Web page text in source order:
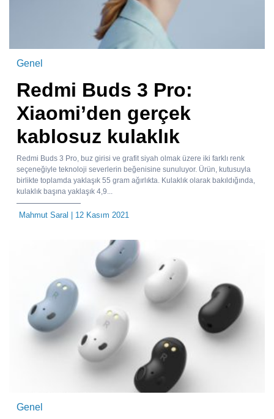
Genel
Redmi Buds 3 Pro:
Xiaomi’den gerçek
kablosuz kulaklık
Redmi Buds 3 Pro, buz girisi ve grafit siyah olmak üzere iki farklı renk
seçeneğiyle teknoloji severlerin beğenisine sunuluyor. Ürün, kutusuyla
birlikte toplamda yaklaşık 55 gram ağırlıkta. Kulaklık olarak bakıldığında,
kulaklık başına yaklaşık 4,9...
Mahmut Saral | 12 Kasım 2021
Genel